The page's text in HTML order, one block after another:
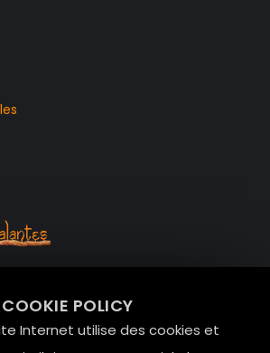
COOKIE POLICY
Internet utilise des cookies et
Paris